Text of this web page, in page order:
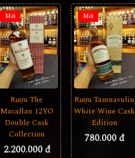
Mới
Rượu The
Macallan 12YO
Double Cask
Collection
2.200.000 đ
Mới
Rượu Tamnavulin
White Wine Cask
Edition
780.000 đ